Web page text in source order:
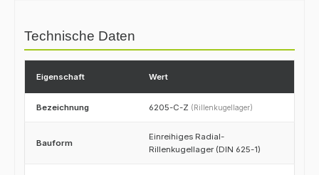
Technische Daten
Eigenschaft Wert
Bezeichnung 6205-C-Z (Rillenkugellager)
Bauform
Einreihiges Radial-
Rillenkugellager (DIN 625-1)